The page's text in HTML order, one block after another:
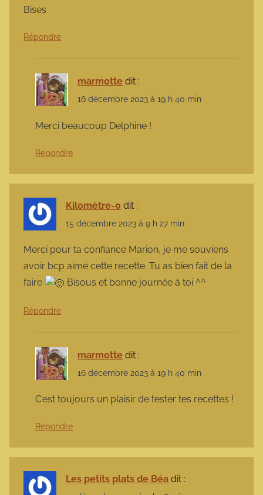
Bises
Répondre
marmotte dit :
16 décembre 2023 à 19 h 40 min
Merci beaucoup Delphine !
Répondre
Kilomètre-0 dit :
15 décembre 2023 à 9 h 27 min
Merci pour ta confiance Marion, je me souviens
avoir bcp aimé cette recette. Tu as bien fait de la
faire
Bisous et bonne journée à toi ^^
Répondre
marmotte dit :
16 décembre 2023 à 19 h 40 min
C’est toujours un plaisir de tester tes recettes !
Répondre
Les petits plats de Béa dit :